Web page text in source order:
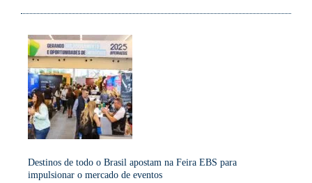
Destinos de todo o Brasil apostam na Feira EBS para
impulsionar o mercado de eventos